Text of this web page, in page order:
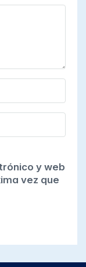
y web
vez que